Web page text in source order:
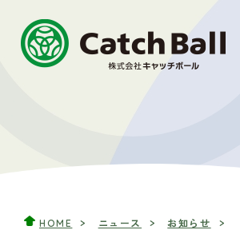
HOME ニュース お知らせ